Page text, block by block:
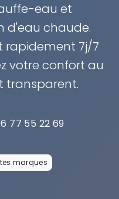
eau et
d'eau chaude.
rapidement 7j/7
votre confort au
transparent.
77 55 22 69
marques